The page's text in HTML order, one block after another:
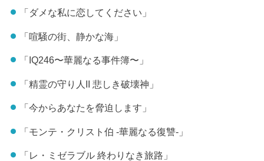
「ダメな私に恋してください」
「喧騒の街、静かな海」
「IQ246〜華麗なる事件簿〜」
「精霊の守り人II 悲しき破壊神」
「今からあなたを脅迫します」
「モンテ・クリスト伯 -華麗なる復讐-」
「レ・ミゼラブル 終わりなき旅路」